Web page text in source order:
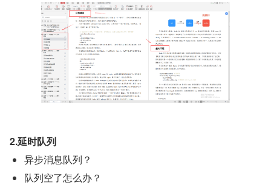
2.延时队列
异步消息队列？
队列空了怎么办？